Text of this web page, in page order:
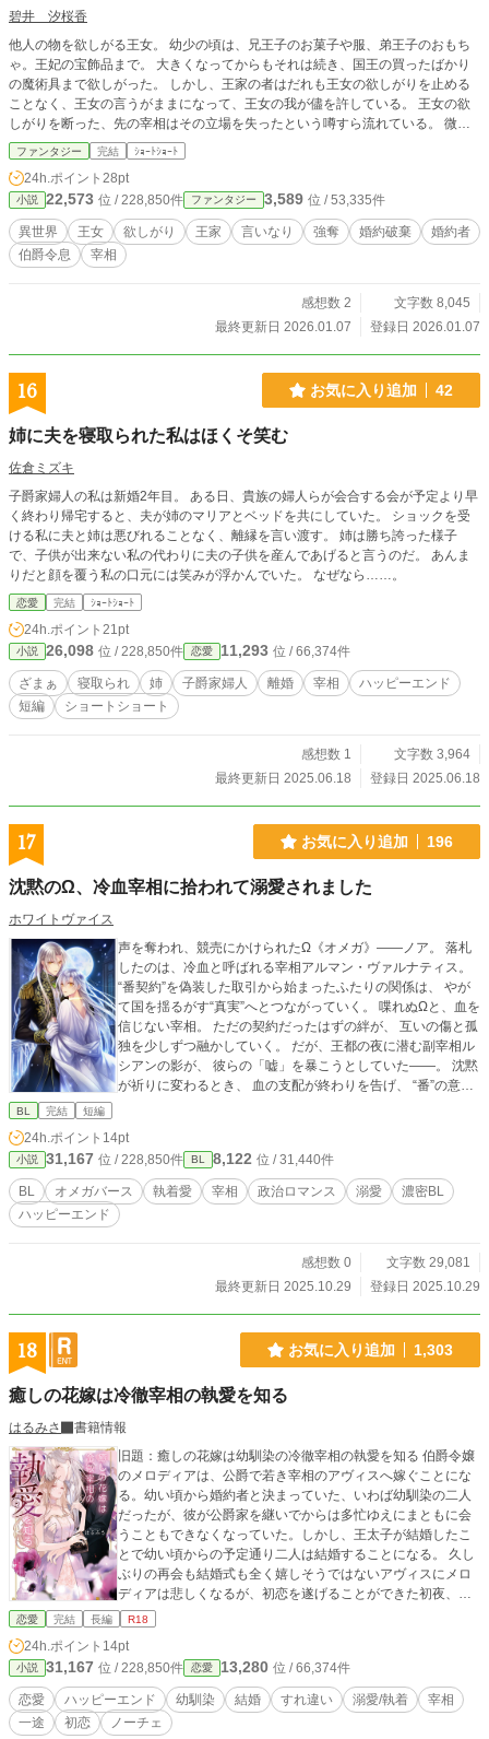
碧井 汐桜香
他人の物を欲しがる王女。 幼少の頃は、兄王子のお菓子や服、弟王子のおもち
ゃ。王妃の宝飾品まで。 大きくなってからもそれは続き、国王の買ったばかり
の魔術具まで欲しがった。 しかし、王家の者はだれも王女の欲しがりを止める
ことなく、王女の言うがままになって、王女の我が儘を許している。 王女の欲
しがりを断った、先の宰相はその立場を失ったという噂すら流れている。 微笑
みのまま行われる王女の欲しがりは断ってはならない。そんな不文律から、各貴
族家は多くのものを差し出した。 伯爵家の家宝、辺境伯家の家畜、子爵家の商
会まで。 そんな王女がついに、他人の婚約者まで欲しがった。
ファンタジー 完結 ｼｮｰﾄｼｮｰﾄ
24h.ポイント 28pt
小説 22,573 位 / 228,850件 ファンタジー 3,589 位 / 53,335件
異世界 王女 欲しがり 王家 言いなり 強奪 婚約破棄
婚約者
伯爵令息
宰相
感想数 2
文字数 8,045
最終更新日 2026.01.07
登録日 2026.01.07
16 お気に入り追加 42
姉に夫を寝取られた私はほくそ笑む
佐倉ミズキ
子爵家婦人の私は新婚2年目。 ある日、貴族の婦人らが会合する会が予定より早
く終わり帰宅すると、夫が姉のマリアとベッドを共にしていた。 ショックを受
ける私に夫と姉は悪びれることなく、離縁を言い渡す。 姉は勝ち誇った様子
で、子供が出来ない私の代わりに夫の子供を産んであげると言うのだ。 あんま
りだと顔を覆う私の口元には笑みが浮かんでいた。 なぜなら……。
恋愛 完結 ｼｮｰﾄｼｮｰﾄ
24h.ポイント 21pt
小説 26,098 位 / 228,850件 恋愛 11,293 位 / 66,374件
ざまぁ 寝取られ 姉 子爵家婦人 離婚 宰相
ハッピーエンド
短編
ショートショート
感想数 1
文字数 3,964
最終更新日 2025.06.18
登録日 2025.06.18
17 お気に入り追加 196
沈黙のΩ、冷血宰相に拾われて溺愛されました
ホワイトヴァイス
声を奪われ、競売にかけられたΩ《オメガ》――ノア。 落札
したのは、冷血と呼ばれる宰相アルマン・ヴァルナティス。
“番契約”を偽装した取引から始まったふたりの関係は、 やが
て国を揺るがす“真実”へとつながっていく。 喋れぬΩと、血を
信じない宰相。 ただの契約だったはずの絆が、 互いの傷と孤
独を少しずつ融かしていく。 だが、王都の夜に潜む副宰相ル
シアンの影が、 彼らの「嘘」を暴こうとしていた――。 沈黙
が祈りに変わるとき、 血の支配が終わりを告げ、 “番”の意味
BL 完結 短編
24h.ポイント 14pt
小説 31,167 位 / 228,850件 BL 8,122 位 / 31,440件
BL オメガバース 執着愛 宰相 政治ロマンス 溺愛
濃密BL
ハッピーエンド
感想数 0
文字数 29,081
最終更新日 2025.10.29
登録日 2025.10.29
18 お気に入り追加 1,303
癒しの花嫁は冷徹宰相の執愛を知る
はるみさ
書籍情報
旧題：癒しの花嫁は幼馴染の冷徹宰相の執愛を知る 伯爵令嬢
のメロディアは、公爵で若き宰相のアヴィスへ嫁ぐことにな
る。幼い頃から婚約者と決まっていた、いわば幼馴染の二人
だったが、彼が公爵家を継いでからは多忙ゆえにまともに会
うこともできなくなっていた。しかし、王太子が結婚したこ
とで幼い頃からの予定通り二人は結婚することになる。 久し
ぶりの再会も結婚式も全く嬉しそうではないアヴィスにメロ
ディアは悲しくなるが、初恋を遂げることができた初夜、感
極まったメロディアがある奇跡を起こして……？！ 幼馴染に
恋愛 完結 長編 R18
24h.ポイント 14pt
小説 31,167 位 / 228,850件 恋愛 13,280 位 / 66,374件
恋愛 ハッピーエンド 幼馴染 結婚 すれ違い 溺愛/執着
宰相
一途
初恋 ノーチェ